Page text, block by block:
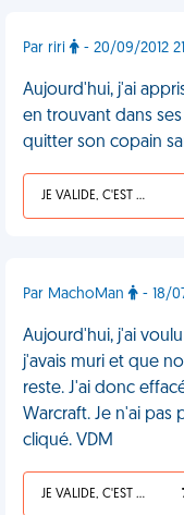
Par riri - 20/09/2012
Aujourd'hui, j'ai
en trouvant dans
quitter son copain
JE VALIDE, C'EST UNE VDM
Par MachoMan - 18/
Aujourd'hui, j'ai
j'avais muri et que
reste. J'ai donc
Warcraft. Je n'ai pas
cliqué. VDM
JE VALIDE, C'EST UNE VDM